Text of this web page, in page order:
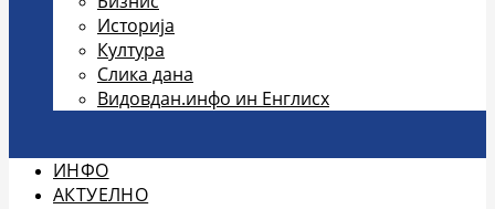
Историја
Култура
Слика дана
Видовдан.инфо ин Енглисх
ИНФО
АКТУЕЛНО